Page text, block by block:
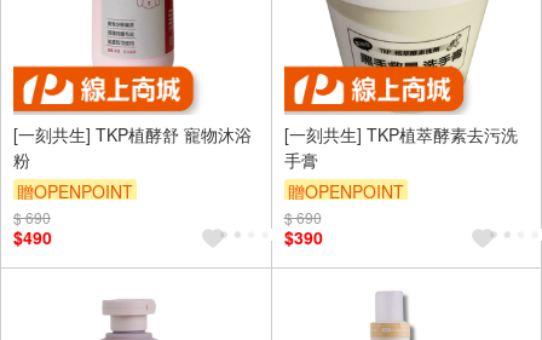
[一刻共生] TKP植酵舒 寵物沐浴
粉
贈OPENPOINT
$ 690
$490
[一刻共生] TKP植萃酵素去污洗
手膏
贈OPENPOINT
$ 690
$390